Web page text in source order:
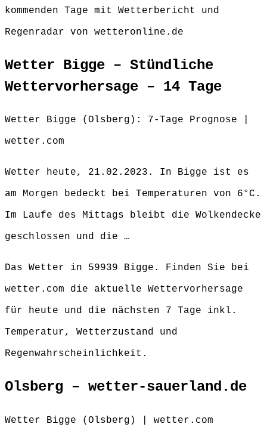
kommenden Tage mit Wetterbericht und
Regenradar von wetteronline.de
Wetter Bigge – Stündliche
Wettervorhersage – 14 Tage
Wetter Bigge (Olsberg): 7-Tage Prognose |
wetter.com
Wetter heute, 21.02.2023. In Bigge ist es
am Morgen bedeckt bei Temperaturen von 6°C.
Im Laufe des Mittags bleibt die Wolkendecke
geschlossen und die …
Das Wetter in 59939 Bigge. Finden Sie bei
wetter.com die aktuelle Wettervorhersage
für heute und die nächsten 7 Tage inkl.
Temperatur, Wetterzustand und
Regenwahrscheinlichkeit.
Olsberg – wetter-sauerland.de
Wetter Bigge (Olsberg) | wetter.com